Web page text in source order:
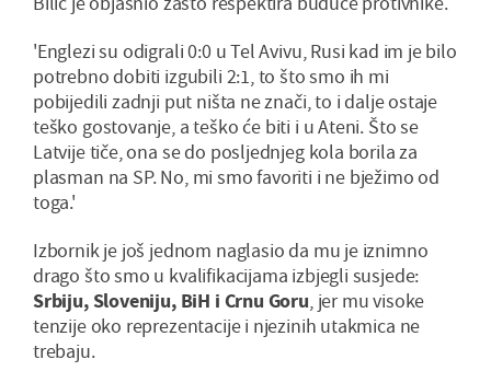
'Englezi su odigrali 0:0 u Tel Avivu, Rusi kad im je bilo
potrebno dobiti izgubili 2:1, to što smo ih mi
pobijedili zadnji put ništa ne znači, to i dalje ostaje
teško gostovanje, a teško će biti i u Ateni. Što se
Latvije tiče, ona se do posljednjeg kola borila za
plasman na SP. No, mi smo favoriti i ne bježimo od
toga.'
Izbornik je još jednom naglasio da mu je iznimno
drago što smo u kvalifikacijama izbjegli susjede:
Srbiju, Sloveniju, BiH i Crnu Goru, jer mu visoke
tenzije oko reprezentacije i njezinih utakmica ne
trebaju.